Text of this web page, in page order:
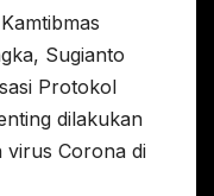
Sugianto
Protokol
dilakukan
virus Corona di